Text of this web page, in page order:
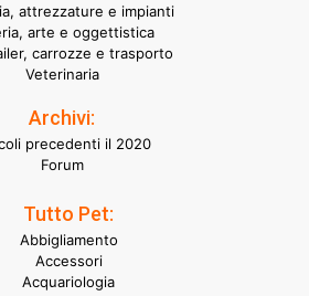
attrezzature e impianti
arte e oggettistica
carrozze e trasporto
Veterinaria
Archivi:
precedenti il 2020
Forum
Tutto Pet:
Abbigliamento
Accessori
Acquariologia